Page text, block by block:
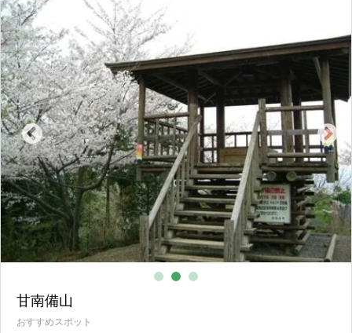
おすすめスポット
甘南備山
おすすめスポット